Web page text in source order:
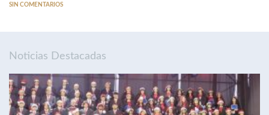
SIN COMENTARIOS
Noticias Destacadas